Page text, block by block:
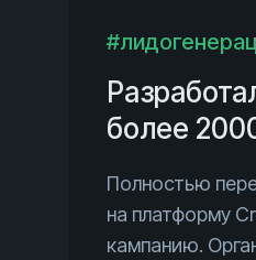
более
Полностью
на платформу
кампанию.